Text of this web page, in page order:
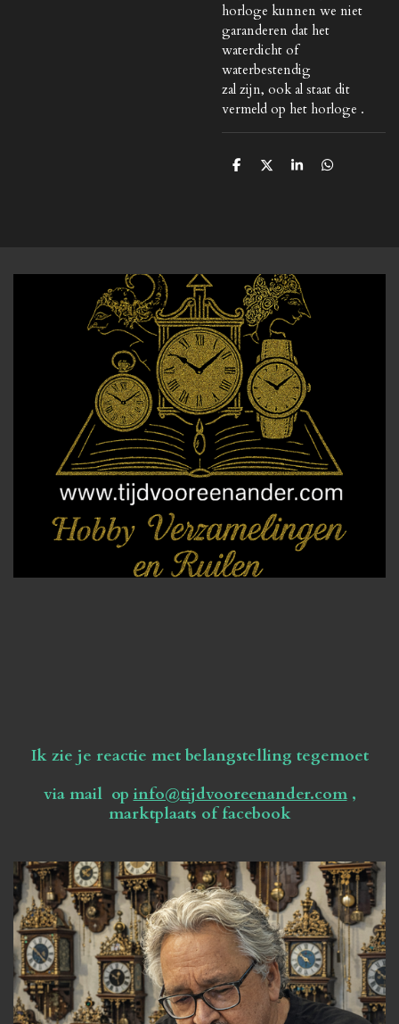
horloge kunnen we niet
garanderen dat het
waterdicht of
waterbestendig
zal zijn, ook al staat dit
vermeld op het horloge .
D
D
S
D
Ik zie je reactie met belangstelling tegemoet
via mail opinfo@tijdvooreenander.com,
marktplaats of facebook